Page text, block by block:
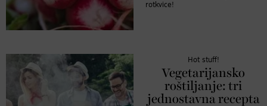
rotkvice!
Hot stuff!
Vegetarijansko
roštiljanje: tri
jednostavna recepta